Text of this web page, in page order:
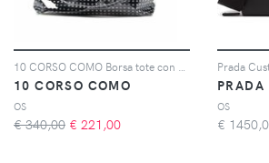
10 CORSO COMO
OS
€ 340,00 € 221,00
PRADA
OS
€